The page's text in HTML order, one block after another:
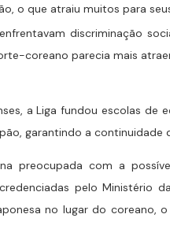
o que atraiu muitos para
discriminação
coreano parecia mais
a Liga fundou escolas de
garantindo a continuidade
preocupada com a
pelo Ministério
no lugar do coreano,